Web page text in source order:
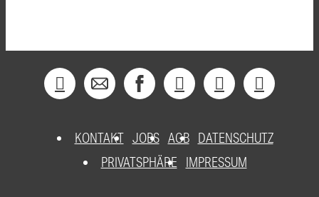
KONTAKT JOBS AGB DATENSCHUTZ
PRIVATSPHÄRE
IMPRESSUM